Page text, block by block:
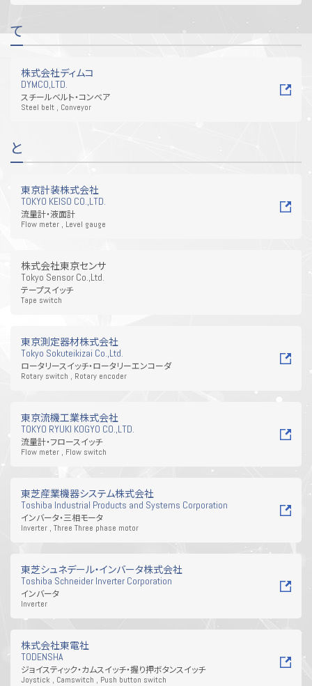
て
株式会社ディムコ
DYMCO,LTD.
スチールベルト・コンベア
Steel belt , Conveyor
と
東京計装株式会社
TOKYO KEISO CO.,LTD.
流量計・液面計
Flow meter , Level gauge
株式会社東京センサ
Tokyo Sensor Co.,Ltd.
テープスイッチ
Tape switch
東京測定器材株式会社
Tokyo Sokuteikizai Co.,Ltd.
ロータリースイッチ・ロータリーエンコーダ
Rotary switch , Rotary encoder
東京流機工業株式会社
TOKYO RYUKI KOGYO CO.,LTD.
流量計・フロースイッチ
Flow meter , Flow switch
東芝産業機器システム株式会社
Toshiba Industrial Products and Systems Corporation
インバータ・三相モータ
Inverter , Three Three phase motor
東芝シュネデール・インバータ株式会社
Toshiba Schneider Inverter Corporation
インバータ
Inverter
株式会社東電社
TODENSHA
ジョイスティック・カムスイッチ・握り押ボタンスイッチ
Joystick , Camswitch , Push button switch